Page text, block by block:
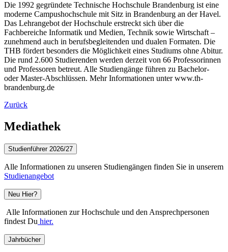
Die 1992 gegründete Technische Hochschule Brandenburg ist eine
moderne Campushochschule mit Sitz in Brandenburg an der Havel.
Das Lehrangebot der Hochschule erstreckt sich über die
Fachbereiche Informatik und Medien, Technik sowie Wirtschaft –
zunehmend auch in berufsbegleitenden und dualen Formaten. Die
THB fördert besonders die Möglichkeit eines Studiums ohne Abitur.
Die rund 2.600 Studierenden werden derzeit von 66 Professorinnen
und Professoren betreut. Alle Studiengänge führen zu Bachelor-
oder Master-Abschlüssen. Mehr Informationen unter www.th-
brandenburg.de
Zurück
Mediathek
Studienführer 2026/27
Alle Informationen zu unseren Studiengängen finden Sie in unserem
Studienangebot
Neu Hier?
Alle Informationen zur Hochschule und den Ansprechpersonen
findest Du hier.
Jahrbücher